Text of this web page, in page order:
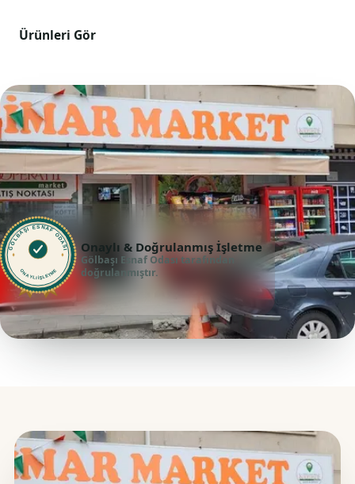
Ürünleri Gör
GÖLBAŞI ESNAF ODASI
ONAYLI İŞLETME
Onaylı & Doğrulanmış İşletme
Gölbaşı Esnaf Odası tarafından
doğrulanmıştır.